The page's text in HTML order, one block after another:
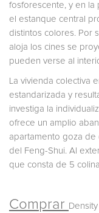
fosforescente, y en la
el estanque central
distintos colores. Por
aloja los cines se
pueden verse al
La vivienda colectiva
estandarizada y
investiga la
ofrece un amplio
apartamento goza
del Feng-Shui. Al
que consta de 5
Comprar